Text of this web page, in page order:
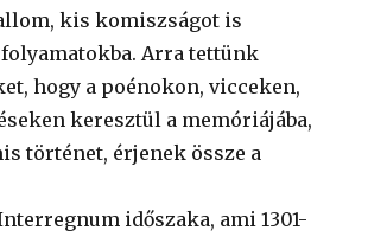
kis komiszságot is
folyamatokba. Arra tettünk
hogy a poénokon, vicceken,
keresztül a memóriájába,
történet, érjenek össze a
időszaka, ami 1301-